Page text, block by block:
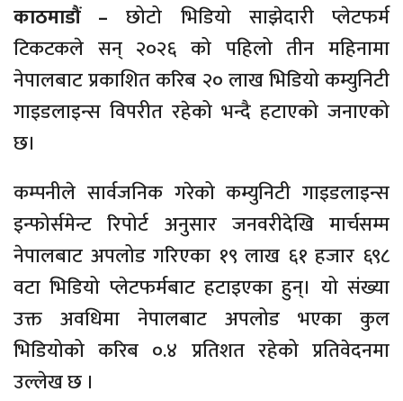
काठमाडौं – छोटो भिडियो साझेदारी प्लेटफर्म
टिकटकले सन् २०२६ को पहिलो तीन महिनामा
नेपालबाट प्रकाशित करिब २० लाख भिडियो कम्युनिटी
गाइडलाइन्स विपरीत रहेको भन्दै हटाएको जनाएको
छ।
कम्पनीले सार्वजनिक गरेको कम्युनिटी गाइडलाइन्स
इन्फोर्समेन्ट रिपोर्ट अनुसार जनवरीदेखि मार्चसम्म
नेपालबाट अपलोड गरिएका १९ लाख ६१ हजार ६९८
वटा भिडियो प्लेटफर्मबाट हटाइएका हुन्। यो संख्या
उक्त अवधिमा नेपालबाट अपलोड भएका कुल
भिडियोको करिब ०.४ प्रतिशत रहेको प्रतिवेदनमा
उल्लेख छ ।